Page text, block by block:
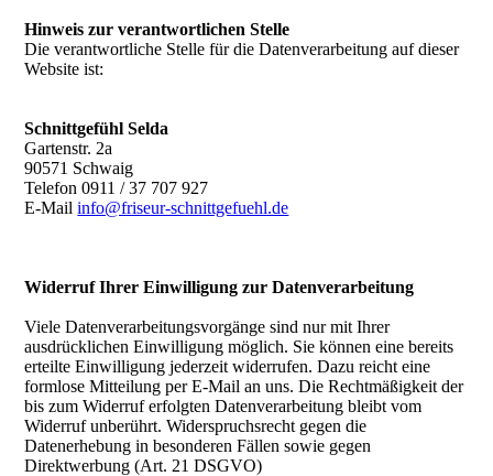
Hinweis zur verantwortlichen Stelle
Die verantwortliche Stelle für die Datenverarbeitung auf dieser
Website ist:
Schnittgefühl Selda
Gartenstr. 2a
90571 Schwaig
Telefon 0911 / 37 707 927
E-Mailinfo@friseur-schnittgefuehl.de
Widerruf Ihrer Einwilligung zur Datenverarbeitung
Viele Datenverarbeitungsvorgänge sind nur mit Ihrer
ausdrücklichen Einwilligung möglich. Sie können eine bereits
erteilte Einwilligung jederzeit widerrufen. Dazu reicht eine
formlose Mitteilung per E-Mail an uns. Die Rechtmäßigkeit der
bis zum Widerruf erfolgten Datenverarbeitung bleibt vom
Widerruf unberührt. Widerspruchsrecht gegen die
Datenerhebung in besonderen Fällen sowie gegen
Direktwerbung (Art. 21 DSGVO)